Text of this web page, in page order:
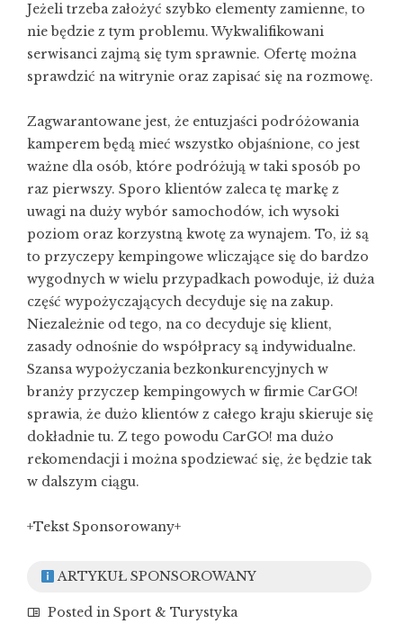
Jeżeli trzeba założyć szybko elementy zamienne, to
nie będzie z tym problemu. Wykwalifikowani
serwisanci zajmą się tym sprawnie. Ofertę można
sprawdzić na witrynie oraz zapisać się na rozmowę.
Zagwarantowane jest, że entuzjaści podróżowania
kamperem będą mieć wszystko objaśnione, co jest
ważne dla osób, które podróżują w taki sposób po
raz pierwszy. Sporo klientów zaleca tę markę z
uwagi na duży wybór samochodów, ich wysoki
poziom oraz korzystną kwotę za wynajem. To, iż są
to przyczepy kempingowe wliczające się do bardzo
wygodnych w wielu przypadkach powoduje, iż duża
część wypożyczających decyduje się na zakup.
Niezależnie od tego, na co decyduje się klient,
zasady odnośnie do współpracy są indywidualne.
Szansa wypożyczania bezkonkurencyjnych w
branży przyczep kempingowych w firmie CarGO!
sprawia, że dużo klientów z całego kraju skieruje się
dokładnie tu. Z tego powodu CarGO! ma dużo
rekomendacji i można spodziewać się, że będzie tak
w dalszym ciągu.
+Tekst Sponsorowany+
ARTYKUŁ SPONSOROWANY
Posted in Sport & Turystyka